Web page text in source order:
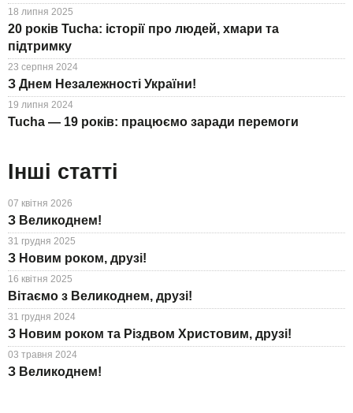
18 липня 2025
20 років Tucha: історії про людей, хмари та
підтримку
23 серпня 2024
З Днем Незалежності України!
19 липня 2024
Tucha — 19 років: працюємо заради перемоги
Інші статті
07 квітня 2026
З Великоднем!
31 грудня 2025
З Новим роком, друзі!
16 квітня 2025
Вітаємо з Великоднем, друзі!
31 грудня 2024
З Новим роком та Різдвом Христовим, друзі!
03 травня 2024
З Великоднем!